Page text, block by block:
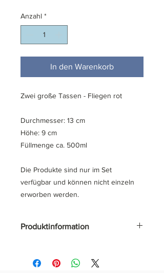
Anzahl *
In den Warenkorb
Zwei große Tassen - Fliegen rot
Durchmesser: 13 cm
Höhe: 9 cm
Füllmenge ca. 500ml
Die Produkte sind nur im Set
verfügbar und können nicht einzeln
erworben werden.
Produktinformation
können unsere Produkte leicht
variieren.